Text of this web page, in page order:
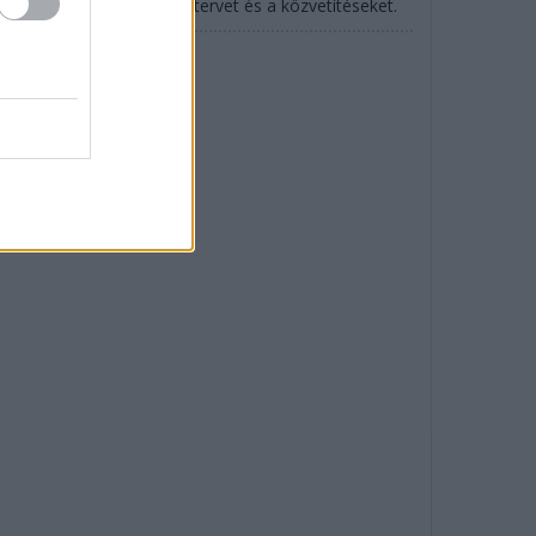
is: mutatjuk az időtervet és a közvetítéseket.